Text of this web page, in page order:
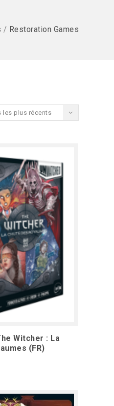
/ Restoration Games
les plus récents
Witcher : La
(FR)